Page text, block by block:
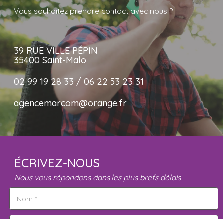
Vous souhaitez prendre contact avec nous ?
39 RUE VILLE PÉPIN
35400 Saint-Malo
02 99 19 28 33 / 06 22 53 23 31
agencemarcom@orange.fr
ÉCRIVEZ-NOUS
Nous vous répondons dans les plus brefs délais